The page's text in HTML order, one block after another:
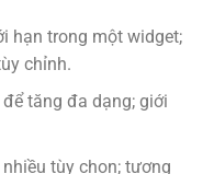
hạn trong một widget;
chỉnh.
tăng đa dạng; giới
tùy chọn; tương